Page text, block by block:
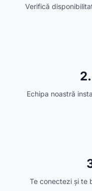
Verifică
Echipa noastră
Te conectezi și te